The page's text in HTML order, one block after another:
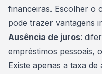
financeiras. Escolher o
pode trazer vantagens
Ausência de juros:
empréstimos pessoais,
Existe apenas a taxa de